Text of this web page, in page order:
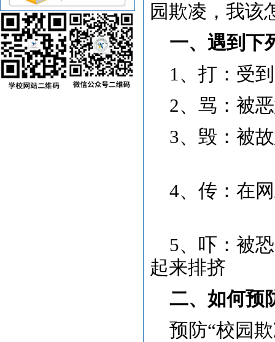
园欺凌，我该
一、遇到下
1、打：受
2、骂：被
3、毁：被
4、传：在
5、吓：被
起来排挤
二、如何预
预防“校园